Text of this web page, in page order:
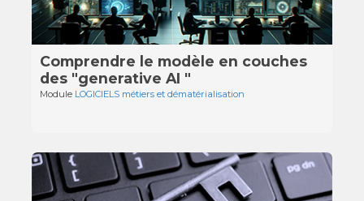
Comprendre le modèle en couches
des "generative AI "
Module LOGICIELS métiers et dématérialisation